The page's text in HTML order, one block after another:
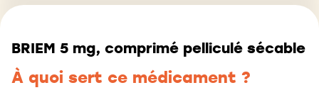
BRIEM 5 mg, comprimé pelliculé sécable
À quoi sert ce médicament ?